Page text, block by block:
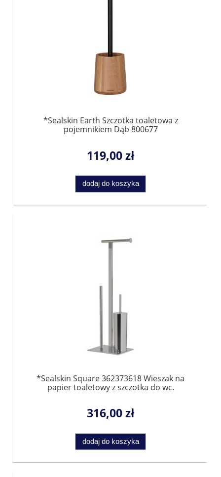
*Sealskin Earth Szczotka toaletowa z
pojemnikiem Dąb 800677
119,00 zł
dodaj do koszyka
*Sealskin Square 362373618 Wieszak na
papier toaletowy z szczotka do wc.
316,00 zł
dodaj do koszyka